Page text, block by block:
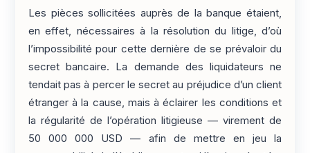
Les pièces sollicitées auprès de la banque étaient,
en effet, nécessaires à la résolution du litige, d’où
l’impossibilité pour cette dernière de se prévaloir du
secret bancaire. La demande des liquidateurs ne
tendait pas à percer le secret au préjudice d’un client
étranger à la cause, mais à éclairer les conditions et
la régularité de l’opération litigieuse — virement de
50 000 000 USD — afin de mettre en jeu la